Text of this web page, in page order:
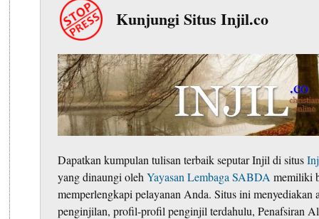
Kunjungi Situs Injil.co
Dapatkan kumpulan tulisan terbaik seputar Injil di situs
yang dinaungi oleh Yayasan Lembaga SABDA memiliki
memperlengkapi pelayanan Anda. Situs ini menyediakan
penginjilan, profil-profil penginjil terdahulu, Penafsiran